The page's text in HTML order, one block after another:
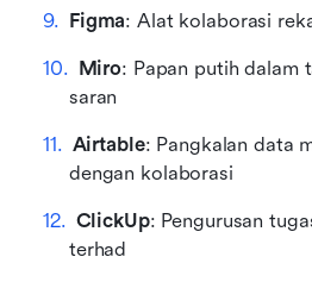
Figma: Alat kolaborasi
Miro: Papan putih dalam
saran
Airtable: Pangkalan data
dengan kolaborasi
ClickUp: Pengurusan
terhad